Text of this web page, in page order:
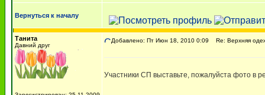
Вернуться к началу
Танита
Давний друг
Добавлено: Пт Июн 18, 2010 0:09 Re: Верхняя
Участники СП выставьте, пожалуйста фото в